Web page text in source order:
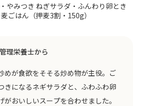
やみつき ねぎサラダ・ふんわり卵とき
ごはん（押麦3割・150g）
理栄養士から
めが食欲をそそる炒め物が主役。ご
きになるネギサラダと、ふわふわ卵
がおいしいスープを合わせました。